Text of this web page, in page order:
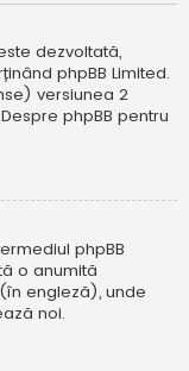
dezvoltată,
phpBB Limited.
versiunea 2
Despre phpBB pentru
phpBB
o anumită
(în engleză), unde
noi.